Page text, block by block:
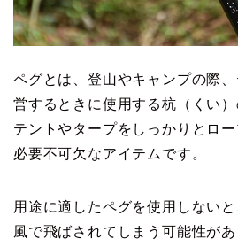
ペグとは、登山やキャンプの際
営するときに使用する杭（くい）
テントやタープをしっかりとロ
必要不可欠なアイテムです。
用途に適したペグを使用しない
風で飛ばされてしまう可能性があ